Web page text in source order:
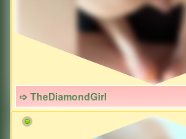
➩ TheDiamondGirl